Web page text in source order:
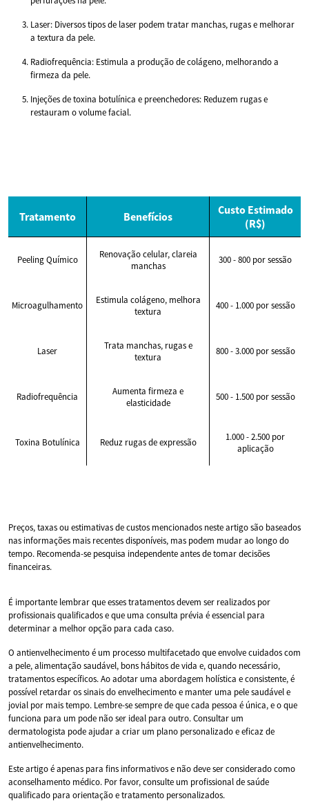
Laser: Diversos tipos de laser podem tratar manchas, rugas e melhorar
a textura da pele.
Radiofrequência: Estimula a produção de colágeno, melhorando a
firmeza da pele.
Injeções de toxina botulínica e preenchedores: Reduzem rugas e
restauram o volume facial.
Tratamento Benefícios
Custo Estimado
(R$)
Peeling Químico
Renovação celular, clareia
manchas
300 - 800 por sessão
Microagulhamento
Estimula colágeno, melhora
textura
400 - 1.000 por sessão
Laser
Trata manchas, rugas e
textura
800 - 3.000 por sessão
Radiofrequência
Aumenta firmeza e
elasticidade
500 - 1.500 por sessão
Toxina Botulínica Reduz rugas de expressão
1.000 - 2.500 por
aplicação
Preços, taxas ou estimativas de custos mencionados neste artigo são baseados
nas informações mais recentes disponíveis, mas podem mudar ao longo do
tempo. Recomenda-se pesquisa independente antes de tomar decisões
financeiras.
É importante lembrar que esses tratamentos devem ser realizados por
profissionais qualificados e que uma consulta prévia é essencial para
determinar a melhor opção para cada caso.
O antienvelhecimento é um processo multifacetado que envolve cuidados com
a pele, alimentação saudável, bons hábitos de vida e, quando necessário,
tratamentos específicos. Ao adotar uma abordagem holística e consistente, é
possível retardar os sinais do envelhecimento e manter uma pele saudável e
jovial por mais tempo. Lembre-se sempre de que cada pessoa é única, e o que
funciona para um pode não ser ideal para outro. Consultar um
dermatologista pode ajudar a criar um plano personalizado e eficaz de
antienvelhecimento.
Este artigo é apenas para fins informativos e não deve ser considerado como
aconselhamento médico. Por favor, consulte um profissional de saúde
qualificado para orientação e tratamento personalizados.